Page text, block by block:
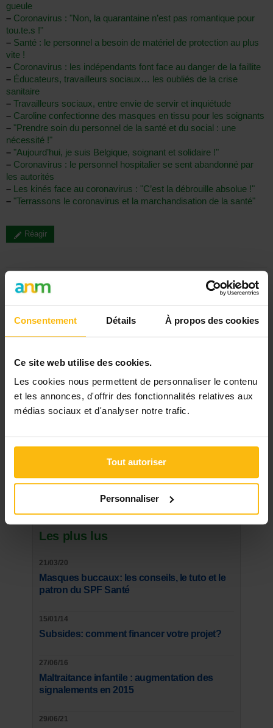
Consentement Détails À propos des cookies
Ce site web utilise des cookies.
Les cookies nous permettent de personnaliser le contenu
et les annonces, d'offrir des fonctionnalités relatives aux
médias sociaux et d'analyser notre trafic.
Tout autoriser
Personnaliser
gueule
– Coronavirus : "Non, la quarantaine n’est pas romantique pour
tou.te.s !"
– Santé : le personnel a besoin de matériel de protection au plus
vite !
– Coronavirus : les indépendants font face au danger de la faillite
– Éducateurs, travailleurs sociaux… les oubliés de la crise
sanitaire
– Travailleurs sociaux, entre envie de servir et inquiétude
– Caroline confectionne des masques en tissu pour les soignants
– "Prendre soin du personnel de la santé et du social : une
nécessité !"
– "Aujourd’hui, je suis Belgique, soignant et solidaire !"
– Coronavirus : le personnel hospitalier se sent abandonné par
les autorités
– Les kinés face au coronavirus : "C’est la débrouille absolue !"
– "Terrassons le coronavirus et la marchandisation de la santé"
Réagir
Signaler
Rechercher
DU SECTEUR ENFANCE, JEUNESSE
Les plus lus
21/03/20
Masques buccaux: les conseils, le tuto et le
patron du SPF Santé
15/01/14
Subsides: comment financer votre projet?
27/06/16
Maltraitance infantile : augmentation des
signalements en 2015
29/06/21